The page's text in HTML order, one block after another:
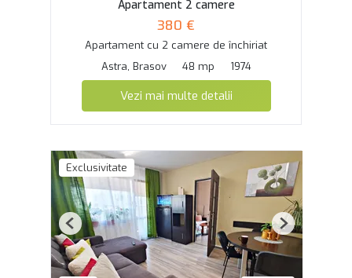
Apartament 2 camere
380 €
Apartament cu 2 camere de închiriat
Astra, Brasov
48 mp 1974
Vezi mai multe detalii
Exclusivitate
Previous Next